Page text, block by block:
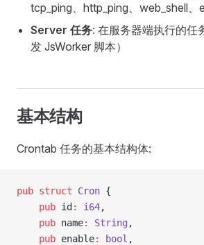
tcp_ping、http_ping、web_shell
Server 任务: 在服务器端执行的任
发 JsWorker 脚本）
基本结构
Crontab 任务的基本结构体:
pub struct Cron {
    pub
id : i64
    pub
name: String
    pub
enable: bool